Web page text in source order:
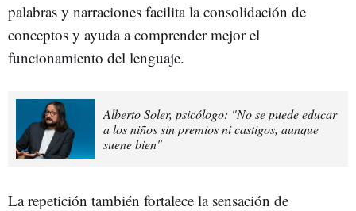
palabras y narraciones facilita la consolidación de
conceptos y ayuda a comprender mejor el
funcionamiento del lenguaje.
Alberto Soler, psicólogo: "No se puede educar
a los niños sin premios ni castigos, aunque
suene bien"
La repetición también fortalece la sensación de